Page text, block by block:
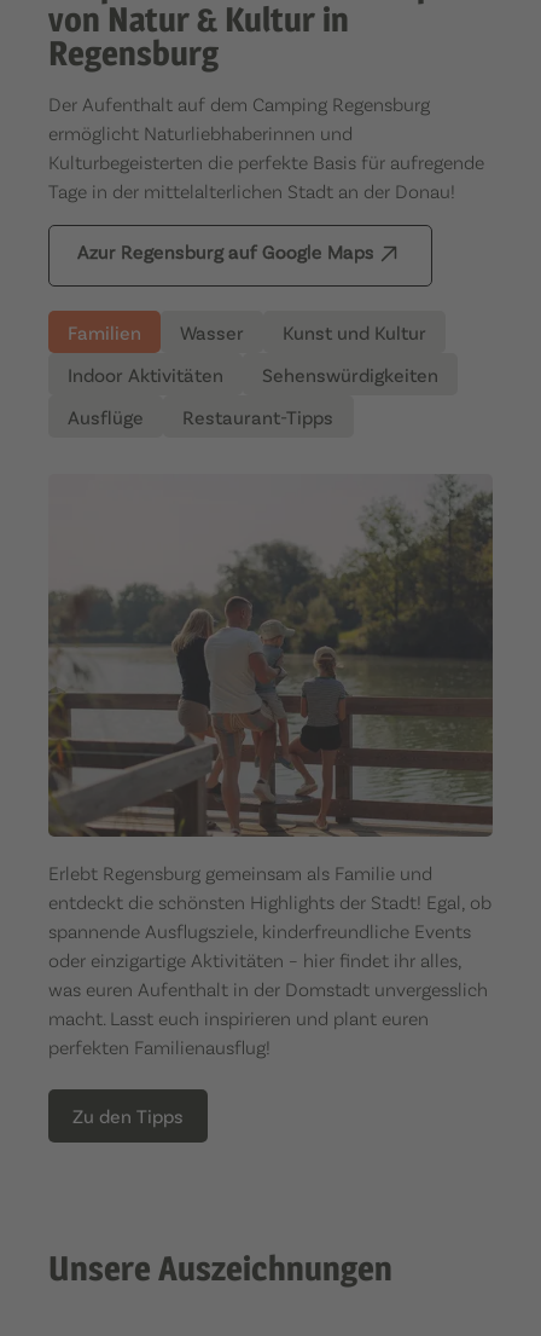
von Natur & Kultur in
Regensburg
Der Aufenthalt auf dem Camping Regensburg
ermöglicht Naturliebhaberinnen und
Kulturbegeisterten die perfekte Basis für aufregende
Tage in der mittelalterlichen Stadt an der Donau!
Azur Regensburg auf Google Maps
Familien Wasser
Kunst und Kultur
Indoor Aktivitäten
Sehenswürdigkeiten
Ausflüge
Restaurant-Tipps
Erlebt Regensburg gemeinsam als Familie und
entdeckt die schönsten Highlights der Stadt! Egal, ob
spannende Ausflugsziele, kinderfreundliche Events
oder einzigartige Aktivitäten – hier findet ihr alles,
was euren Aufenthalt in der Domstadt unvergesslich
macht. Lasst euch inspirieren und plant euren
perfekten Familienausflug!
Zu den Tipps
Unsere Auszeichnungen